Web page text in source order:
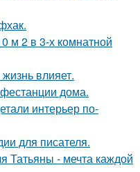
м 2 в 3-х комнатной
влияет.
дома.
интерьер по-
для писателя.
Татьяны - мечта каждой